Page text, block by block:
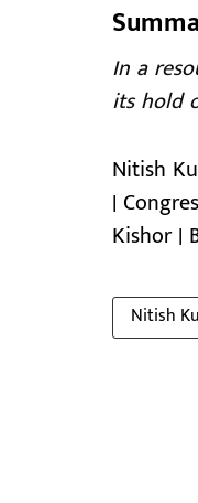
In a
its hold
Nitish
|
Kishor |
Nitish